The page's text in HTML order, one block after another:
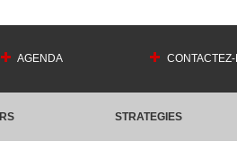
AGENDA
STRATEGIES